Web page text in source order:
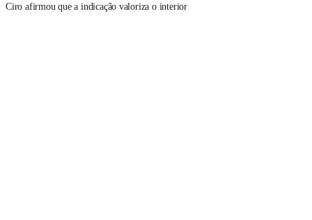
Ciro afirmou que a indicação valoriza o interior